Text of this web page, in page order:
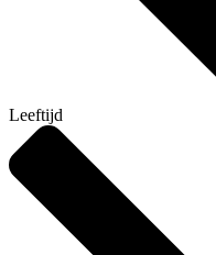
Leeftijd